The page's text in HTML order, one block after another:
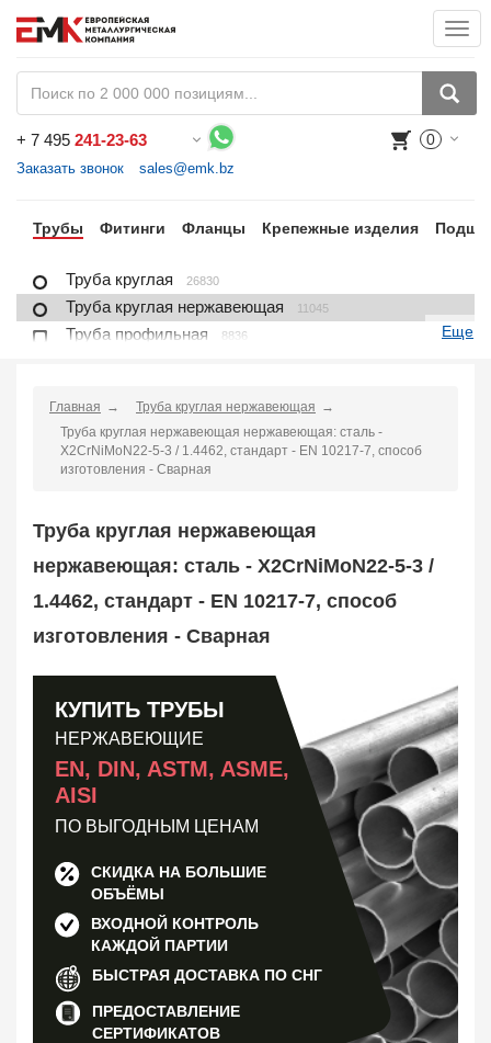
+ 7 495 241-23-63
Заказать звонок sales@emk.bz
0
Трубы Фитинги Фланцы Крепежные изделия
Труба круглая 26830
Труба круглая нержавеющая 11045
Труба профильная 8836
Труба футерованная 1
Труба в изоляции 2230
Труба u-образная
Трубная заготовка 599
Еще
Главная
Труба круглая нержавеющая
Труба круглая нержавеющая нержавеющая: сталь -
X2CrNiMoN22-5-3 / 1.4462, стандарт - EN 10217-7, способ
изготовления - Сварная
Труба круглая нержавеющая
нержавеющая: сталь - X2CrNiMoN22-5-3 /
1.4462, стандарт - EN 10217-7, способ
изготовления - Сварная
КУПИТЬ ТРУБЫ
НЕРЖАВЕЮЩИЕ
EN, DIN, ASTM, ASME,
AISI
ПО ВЫГОДНЫМ ЦЕНАМ
СКИДКА НА БОЛЬШИЕ
ОБЪЁМЫ
ВХОДНОЙ КОНТРОЛЬ
КАЖДОЙ ПАРТИИ
БЫСТРАЯ ДОСТАВКА ПО СНГ
ПРЕДОСТАВЛЕНИЕ
СЕРТИФИКАТОВ